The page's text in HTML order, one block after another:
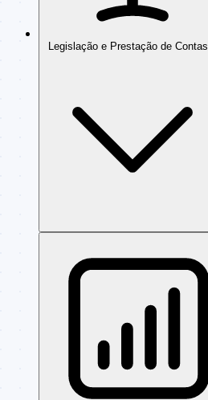
Legislação e Prestação de Contas